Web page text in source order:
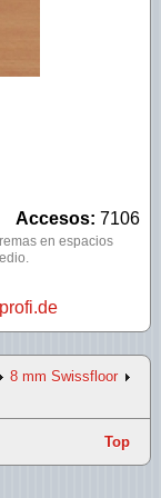
Accesos: 7106
en espacios
8 mm Swissfloor
Top